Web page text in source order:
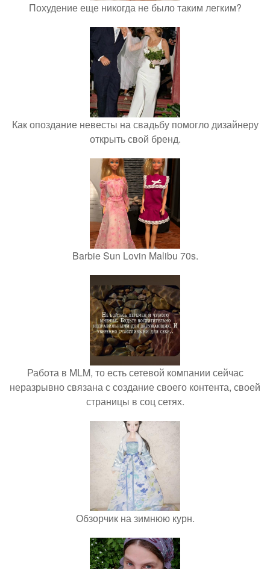
Похудение еще никогда не было таким легким?
Как опоздание невесты на свадьбу помогло дизайнеру
открыть свой бренд.
Barbie Sun Lovin Malibu 70s.
Работа в MLM, то есть сетевой компании сейчас
неразрывно связана с создание своего контента, своей
страницы в соц сетях.
Обзорчик на зимнюю курн.